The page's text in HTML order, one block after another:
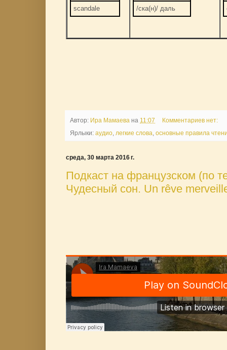
scandale
/ска(н)/ даль
Автор: Ира Мамаева на 11:07
Комментариев нет:
Ярлыки: аудио, легкие слова, основные правила
среда, 30 марта 2016 г.
Подкаст на французском (по
Чудесный сон. Un rêve